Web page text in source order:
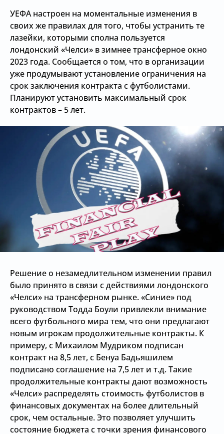
УЕФА настроен на моментальные изменения в
своих же правилах для того, чтобы устранить те
лазейки, которыми сполна пользуется
лондонский «Челси» в зимнее трансферное окно
2023 года. Сообщается о том, что в организации
уже продумывают установление ограничения на
срок заключения контракта с футболистами.
Планируют установить максимальный срок
контрактов – 5 лет.
Решение о незамедлительном изменении правил
было принято в связи с действиями лондонского
«Челси» на трансферном рынке. «Синие» под
руководством Тодда Боули привлекли внимание
всего футбольного мира тем, что они предлагают
новым игрокам продолжительные контракты. К
примеру, с Михаилом Мудриком подписан
контракт на 8,5 лет, с Бенуа Бадьяшилем
подписано соглашение на 7,5 лет и т.д. Такие
продолжительные контракты дают возможность
«Челси» распределять стоимость футболистов в
финансовых документах на более длительный
срок, чем остальные. Это позволяет улучшить
состояние бюджета с точки зрения финансового
О сайте
Контакты